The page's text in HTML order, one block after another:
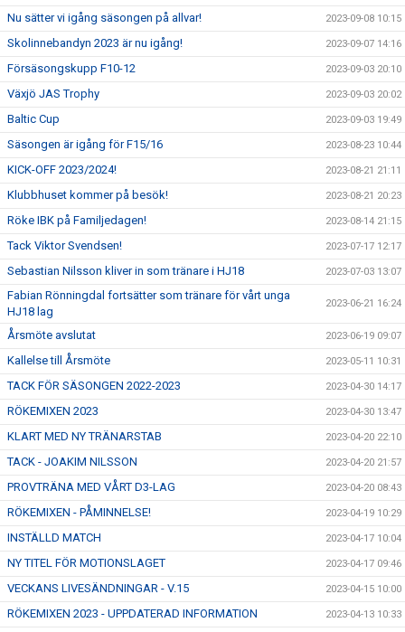
Nu sätter vi igång säsongen på allvar! 2023-09-08 10:15
Skolinnebandyn 2023 är nu igång! 2023-09-07 14:16
Försäsongskupp F10-12 2023-09-03 20:10
Växjö JAS Trophy 2023-09-03 20:02
Baltic Cup 2023-09-03 19:49
Säsongen är igång för F15/16 2023-08-23 10:44
KICK-OFF 2023/2024! 2023-08-21 21:11
Klubbhuset kommer på besök! 2023-08-21 20:23
Röke IBK på Familjedagen! 2023-08-14 21:15
Tack Viktor Svendsen! 2023-07-17 12:17
Sebastian Nilsson kliver in som tränare i HJ18 2023-07-03 13:07
Fabian Rönningdal fortsätter som tränare för vårt unga
HJ18 lag
2023-06-21 16:24
Årsmöte avslutat 2023-06-19 09:07
Kallelse till Årsmöte 2023-05-11 10:31
TACK FÖR SÄSONGEN 2022-2023 2023-04-30 14:17
RÖKEMIXEN 2023 2023-04-30 13:47
KLART MED NY TRÄNARSTAB 2023-04-20 22:10
TACK - JOAKIM NILSSON 2023-04-20 21:57
PROVTRÄNA MED VÅRT D3-LAG 2023-04-20 08:43
RÖKEMIXEN - PÅMINNELSE! 2023-04-19 10:29
INSTÄLLD MATCH 2023-04-17 10:04
NY TITEL FÖR MOTIONSLAGET 2023-04-17 09:46
VECKANS LIVESÄNDNINGAR - V.15 2023-04-15 10:00
RÖKEMIXEN 2023 - UPPDATERAD INFORMATION 2023-04-13 10:33